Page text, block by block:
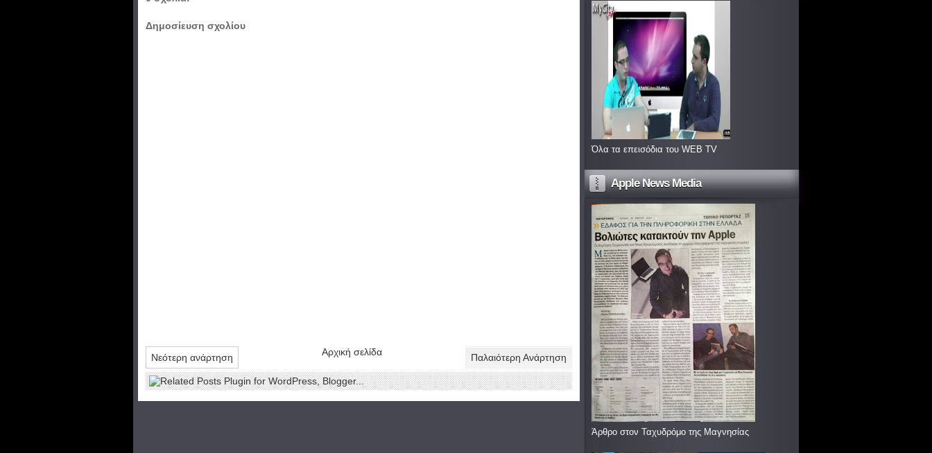
Δημοσίευση σχολίου
Νεότερη ανάρτηση Παλαιότερη Ανάρτηση
Αρχική σελίδα
Όλα τα επεισόδια του WEB TV
Apple News Media
Άρθρο στον Ταχυδρόμο της Μαγνησίας